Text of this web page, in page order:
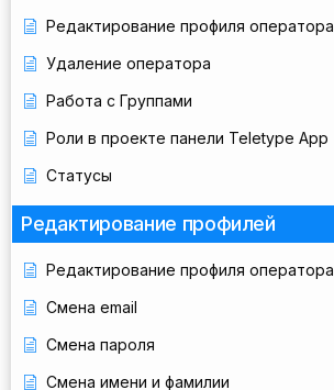
Редактирование профиля оператора
Удаление оператора
Работа с Группами
Роли в проекте панели Teletype App
Статусы
Редактирование профилей
Редактирование профиля оператора
Смена email
Смена пароля
Смена имени и фамилии